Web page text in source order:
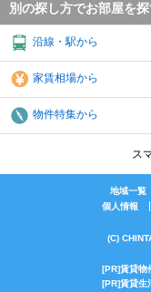
別の探し方でお部屋を
沿線・駅から
家賃相場から
物件特集から
ス
地域一覧
個人情報
(C)
[PR]賃貸物
[PR]賃貸生